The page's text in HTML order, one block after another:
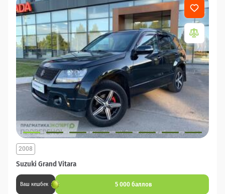
Suzuki Grand Vitara
2008
Ваш кешбек 5 000 баллов